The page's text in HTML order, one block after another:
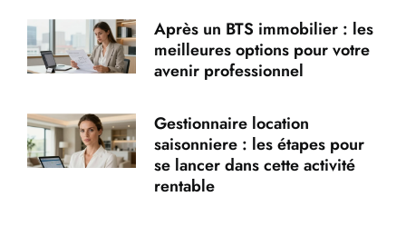
Après un BTS immobilier : les
meilleures options pour votre
avenir professionnel
Gestionnaire location
saisonniere : les étapes pour
se lancer dans cette activité
rentable